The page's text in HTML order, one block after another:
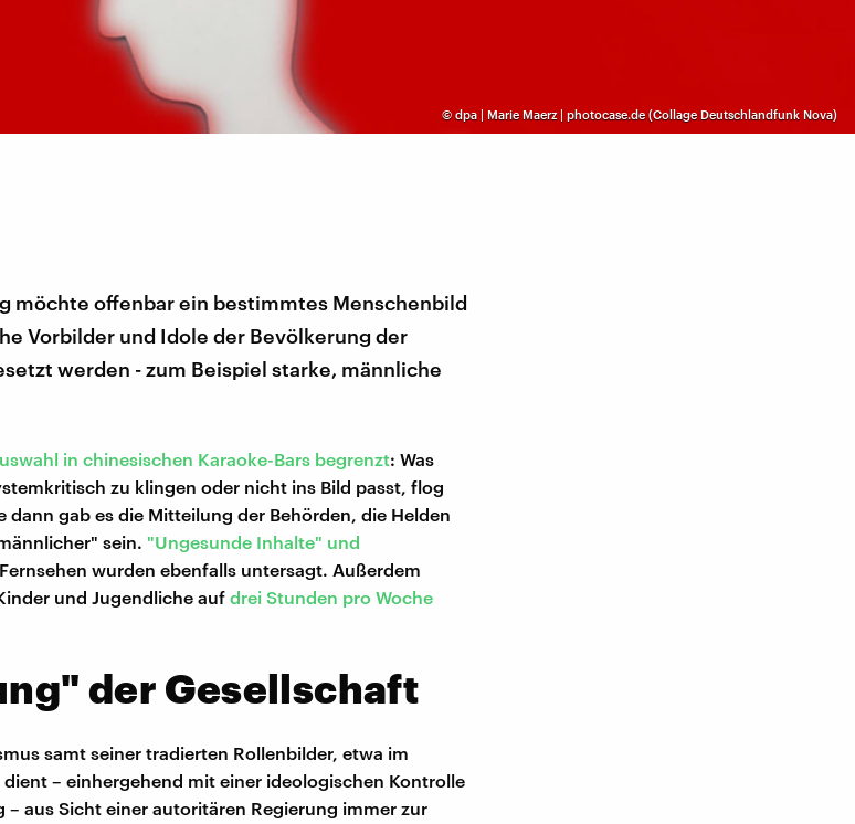
© dpa | Marie Maerz | photocase.de (Collage Deutschlandfunk Nova)
möchte offenbar ein bestimmtes Menschenbild
Vorbilder und Idole der Bevölkerung der
werden - zum Beispiel starke, männliche
in chinesischen Karaoke-Bars begrenzt: Was
zu klingen oder nicht ins Bild passt, flog
dann gab es die Mitteilung der Behörden, die Helden
sein. "Ungesunde Inhalte" und
wurden ebenfalls untersagt. Außerdem
und Jugendliche auf drei Stunden pro Woche
der Gesellschaft
samt seiner tradierten Rollenbilder, etwa im
– einhergehend mit einer ideologischen Kontrolle
aus Sicht einer autoritären Regierung immer zur